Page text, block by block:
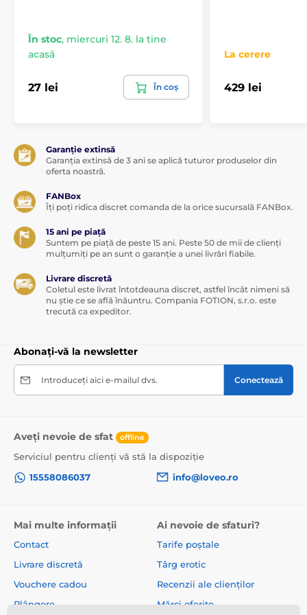
În stoc, miercuri 12. 8. la tine
acasă
27 lei În coș
La cerere
429 lei
Garanție extinsă
Garanția extinsă de 3 ani se aplică tuturor produselor din
oferta noastră.
FANBox
Îți poți ridica discret comanda de la orice sucursală FANBox.
15 ani pe piață
Suntem pe piață de peste 15 ani. Peste 50 de mii de clienți
mulțumiți pe an sunt o garanție a unei livrări fiabile.
Livrare discretă
Coletul este livrat întotdeauna discret, astfel încât nimeni să
nu știe ce se află înăuntru. Compania FOTION, s.r.o. este
trecută ca expeditor.
Abonați-vă la newsletter
Introduceți aici e-mailul dvs. Conectează
Aveți nevoie de sfat offline
Serviciul pentru clienți vă stă la dispoziție
15558086037
info@loveo.ro
Mai multe informații
Contact
Livrare discretă
Vouchere cadou
Plângere
Ai nevoie de sfaturi?
Tarife poștale
Târg erotic
Recenzii ale clienților
Mărci oferite